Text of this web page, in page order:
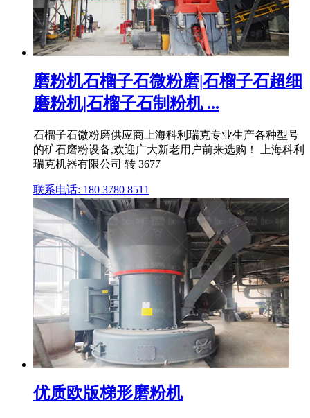
磨粉机石榴子石微粉磨|石榴子石超细
磨粉机|石榴子石制粉机 ...
石榴子石微粉磨供应商上海科利瑞克专业生产各种型号
的矿石磨粉设备,欢迎广大新老用户前来选购！ 上海科利
瑞克机器有限公司 转 3677
联系电话: 180 3780 8511
优质欧版梯形磨粉机